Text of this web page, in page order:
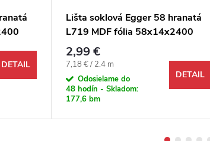
DETAIL
Lišta soklová Egger 58 hranatá
L719 MDF fólia 58x14x2400
mm
2,99 €
Jednotková cena:
7,18 € / 2.4 m
Odosielame do
48 hodín - Skladom:
177,6 bm
DETAIL